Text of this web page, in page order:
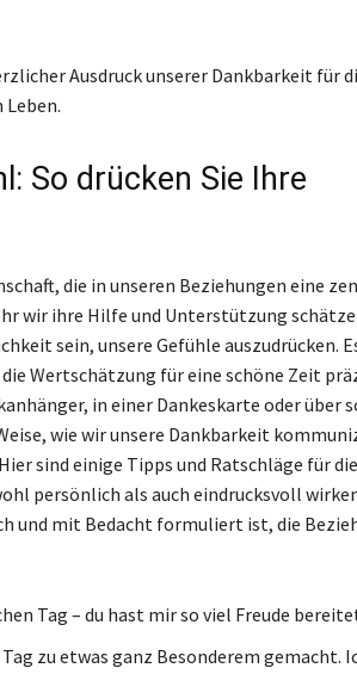
Ausdruck unserer Dankbarkeit für
So drücken Sie Ihre
die in unseren Beziehungen eine
wir ihre Hilfe und Unterstützung
sein, unsere Gefühle auszudrücken.
Wertschätzung für eine schöne Zeit
in einer Dankeskarte oder über
wie wir unsere Dankbarkeit
sind einige Tipps und Ratschläge für
persönlich als auch eindrucksvoll
und mit Bedacht formuliert ist, die
Tag – du hast mir so viel Freude
zu etwas ganz Besonderem gemacht.